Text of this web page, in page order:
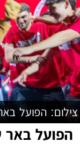
צילום: הפועל
הפועל